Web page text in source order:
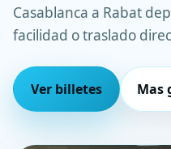
Casablanca a Rabat
facilidad o traslado
Ver billetes Mas